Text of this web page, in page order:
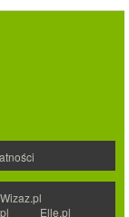
Wizaz.pl
Elle.pl